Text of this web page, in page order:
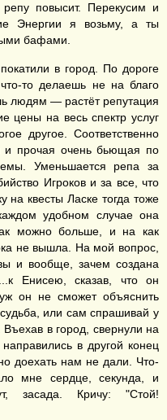
повысит. Перекусим и
Энергии я возьму, а ты
бафами.
в город. По дороге
то делаешь не на благо
людям — растёт репутация
цены на весь спектр услуг
другое. Соответственно
прочая очень бьющая по
Уменьшается репа за
Игроков и за все, что
на квесты Ласке тогда тоже
удобном случае она
можно больше, и на как
не вышла. На мой вопрос,
и вообще, зачем создана
Енисею, сказав, что он
он не сможет объяснить
или сам спрашивай у
в город, свернули на
в другой конец
доехать нам не дали. Что-
мне сердце, секунда, и
засада. Кричу: "Стой!